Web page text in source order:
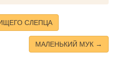
СЛЕПЦА
МАЛЕНЬКИЙ МУК →